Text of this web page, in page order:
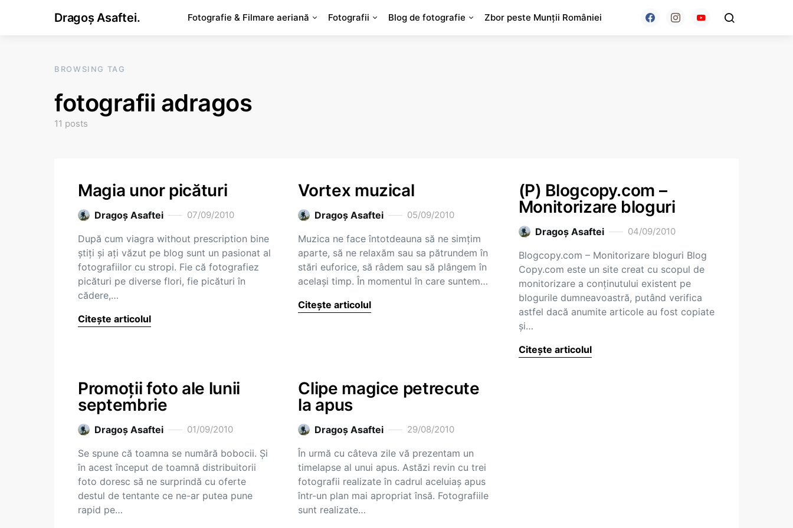
Dragoș Asaftei. Fotografie & Filmare aeriană Fotografii Blog de fotografie Zbor peste Munții României
BROWSING TAG
fotografii adragos
11 posts
Magia unor picături
Dragoş Asaftei 07/09/2010
După cum viagra without prescription bine
ştiţi şi aţi văzut pe blog sunt un pasionat al
fotografiilor cu stropi. Fie că fotografiez
picături pe diverse flori, fie picături în
cădere,…
Citește articolul
Vortex muzical
Dragoş Asaftei 05/09/2010
Muzica ne face întotdeauna să ne simţim
aparte, să ne relaxăm sau sa pătrundem în
stări euforice, să râdem sau să plângem în
acelaşi timp. În momentul în care suntem…
Citește articolul
(P) Blogcopy.com –
Monitorizare bloguri
Dragoş Asaftei 04/09/2010
Blogcopy.com – Monitorizare bloguri Blog
Copy.com este un site creat cu scopul de
monitorizare a conţinutului existent pe
blogurile dumneavoastră, putând verifica
astfel dacă anumite articole au fost copiate
şi…
Citește articolul
Promoţii foto ale lunii
septembrie
Dragoş Asaftei 01/09/2010
Se spune că toamna se numără bobocii. Şi
în acest început de toamnă distribuitorii
foto doresc să ne surprindă cu oferte
destul de tentante ce ne-ar putea pune
rapid pe…
Clipe magice petrecute
la apus
Dragoş Asaftei 29/08/2010
În urmă cu câteva zile vă prezentam un
timelapse al unui apus. Astăzi revin cu trei
fotografii realizate în cadrul aceluiaş apus
într-un plan mai apropriat însă. Fotografiile
sunt realizate…